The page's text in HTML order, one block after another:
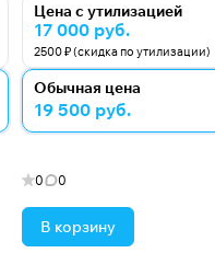
Цена с утилизацией
17 000 руб.
2500 ₽ (скидка по утилизации)
Обычная цена
19 500 руб.
0 0
В корзину